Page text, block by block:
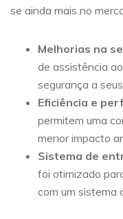
se ainda mais no
Melhorias na
de assistência
segurança a
Eficiência e
permitem uma
menor impacto
Sistema de
foi otimizado
com um sistema